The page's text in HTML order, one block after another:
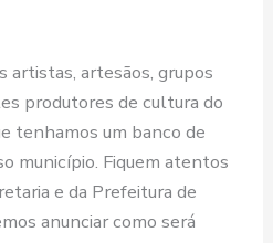
artistas, artesãos, grupos
produtores de cultura do
tenhamos um banco de
município. Fiquem atentos
e da Prefeitura de
anunciar como será